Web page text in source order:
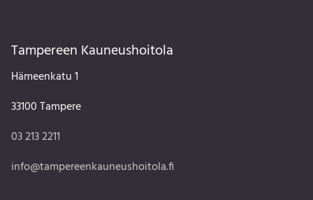
Tampereen Kauneushoitola
Hämeenkatu 1
33100 Tampere
03 213 2211
info@tampereenkauneushoitola.fi